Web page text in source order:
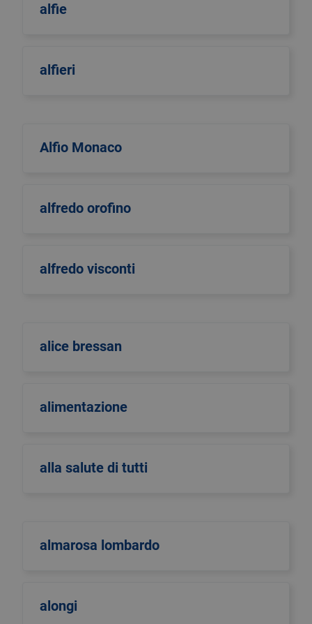
alfie
alfieri
Alfio Monaco
alfredo orofino
alfredo visconti
alice bressan
alimentazione
alla salute di tutti
almarosa lombardo
alongi